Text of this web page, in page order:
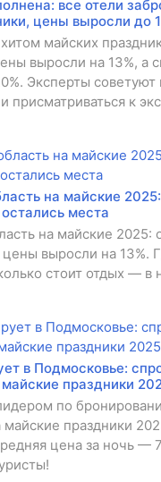
все отели
цены выросли до
майских
выросли на 13%, а
Эксперты советуют
присматриваться к
на майские
места
на майские 2025:
цены выросли на 13%.
стоит отдых — в
в Подмосковье:
праздники
по
майские праздники
цена за ночь —